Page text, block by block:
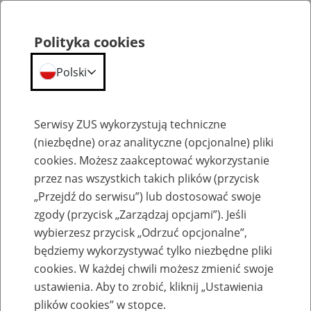
Szkolenia
Zaproś ZUS do siebie: Aktywni 50+
Polityka cookies
Polski
Serwisy ZUS wykorzystują techniczne
(niezbędne) oraz analityczne (opcjonalne) pliki
cookies. Możesz zaakceptować wykorzystanie
przez nas wszystkich takich plików (przycisk
„Przejdź do serwisu”) lub dostosować swoje
zgody (przycisk „Zarządzaj opcjami”). Jeśli
wybierzesz przycisk „Odrzuć opcjonalne”,
będziemy wykorzystywać tylko niezbędne pliki
cookies. W każdej chwili możesz zmienić swoje
ustawienia. Aby to zrobić, kliknij „Ustawienia
plików cookies” w stopce.